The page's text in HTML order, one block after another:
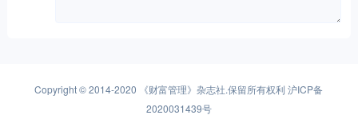
Copyright © 2014-2020 《财富管理》杂志社.保留所有权利沪ICP备
2020031439号